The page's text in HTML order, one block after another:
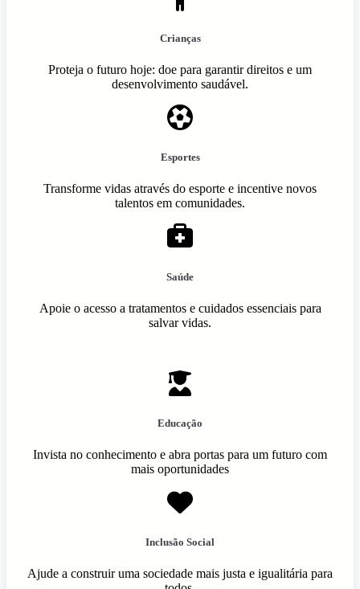
Crianças
Proteja o futuro hoje: doe para garantir direitos e um
desenvolvimento saudável.
Esportes
Transforme vidas através do esporte e incentive novos
talentos em comunidades.
Saúde
Apoie o acesso a tratamentos e cuidados essenciais para
salvar vidas.
Educação
Invista no conhecimento e abra portas para um futuro com
mais oportunidades
Inclusão Social
Ajude a construir uma sociedade mais justa e igualitária para